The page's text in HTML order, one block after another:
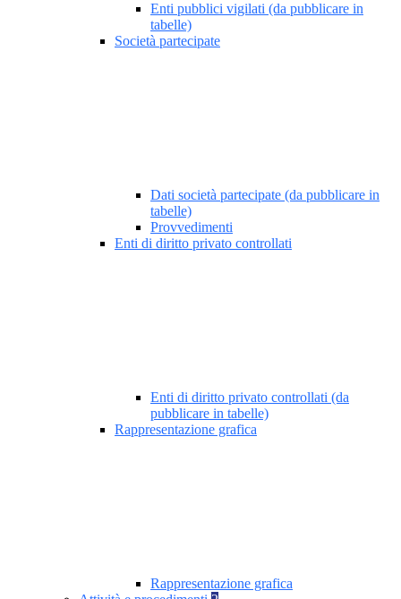
Enti pubblici vigilati (da pubblicare in
tabelle)
Società partecipate
Dati società partecipate (da pubblicare in
tabelle)
Provvedimenti
Enti di diritto privato controllati
Enti di diritto privato controllati (da
pubblicare in tabelle)
Rappresentazione grafica
Rappresentazione grafica